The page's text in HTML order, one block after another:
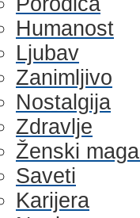
Humanost
Ljubav
Zanimljivo
Nostalgija
Zdravlje
Ženski
Saveti
Karijera